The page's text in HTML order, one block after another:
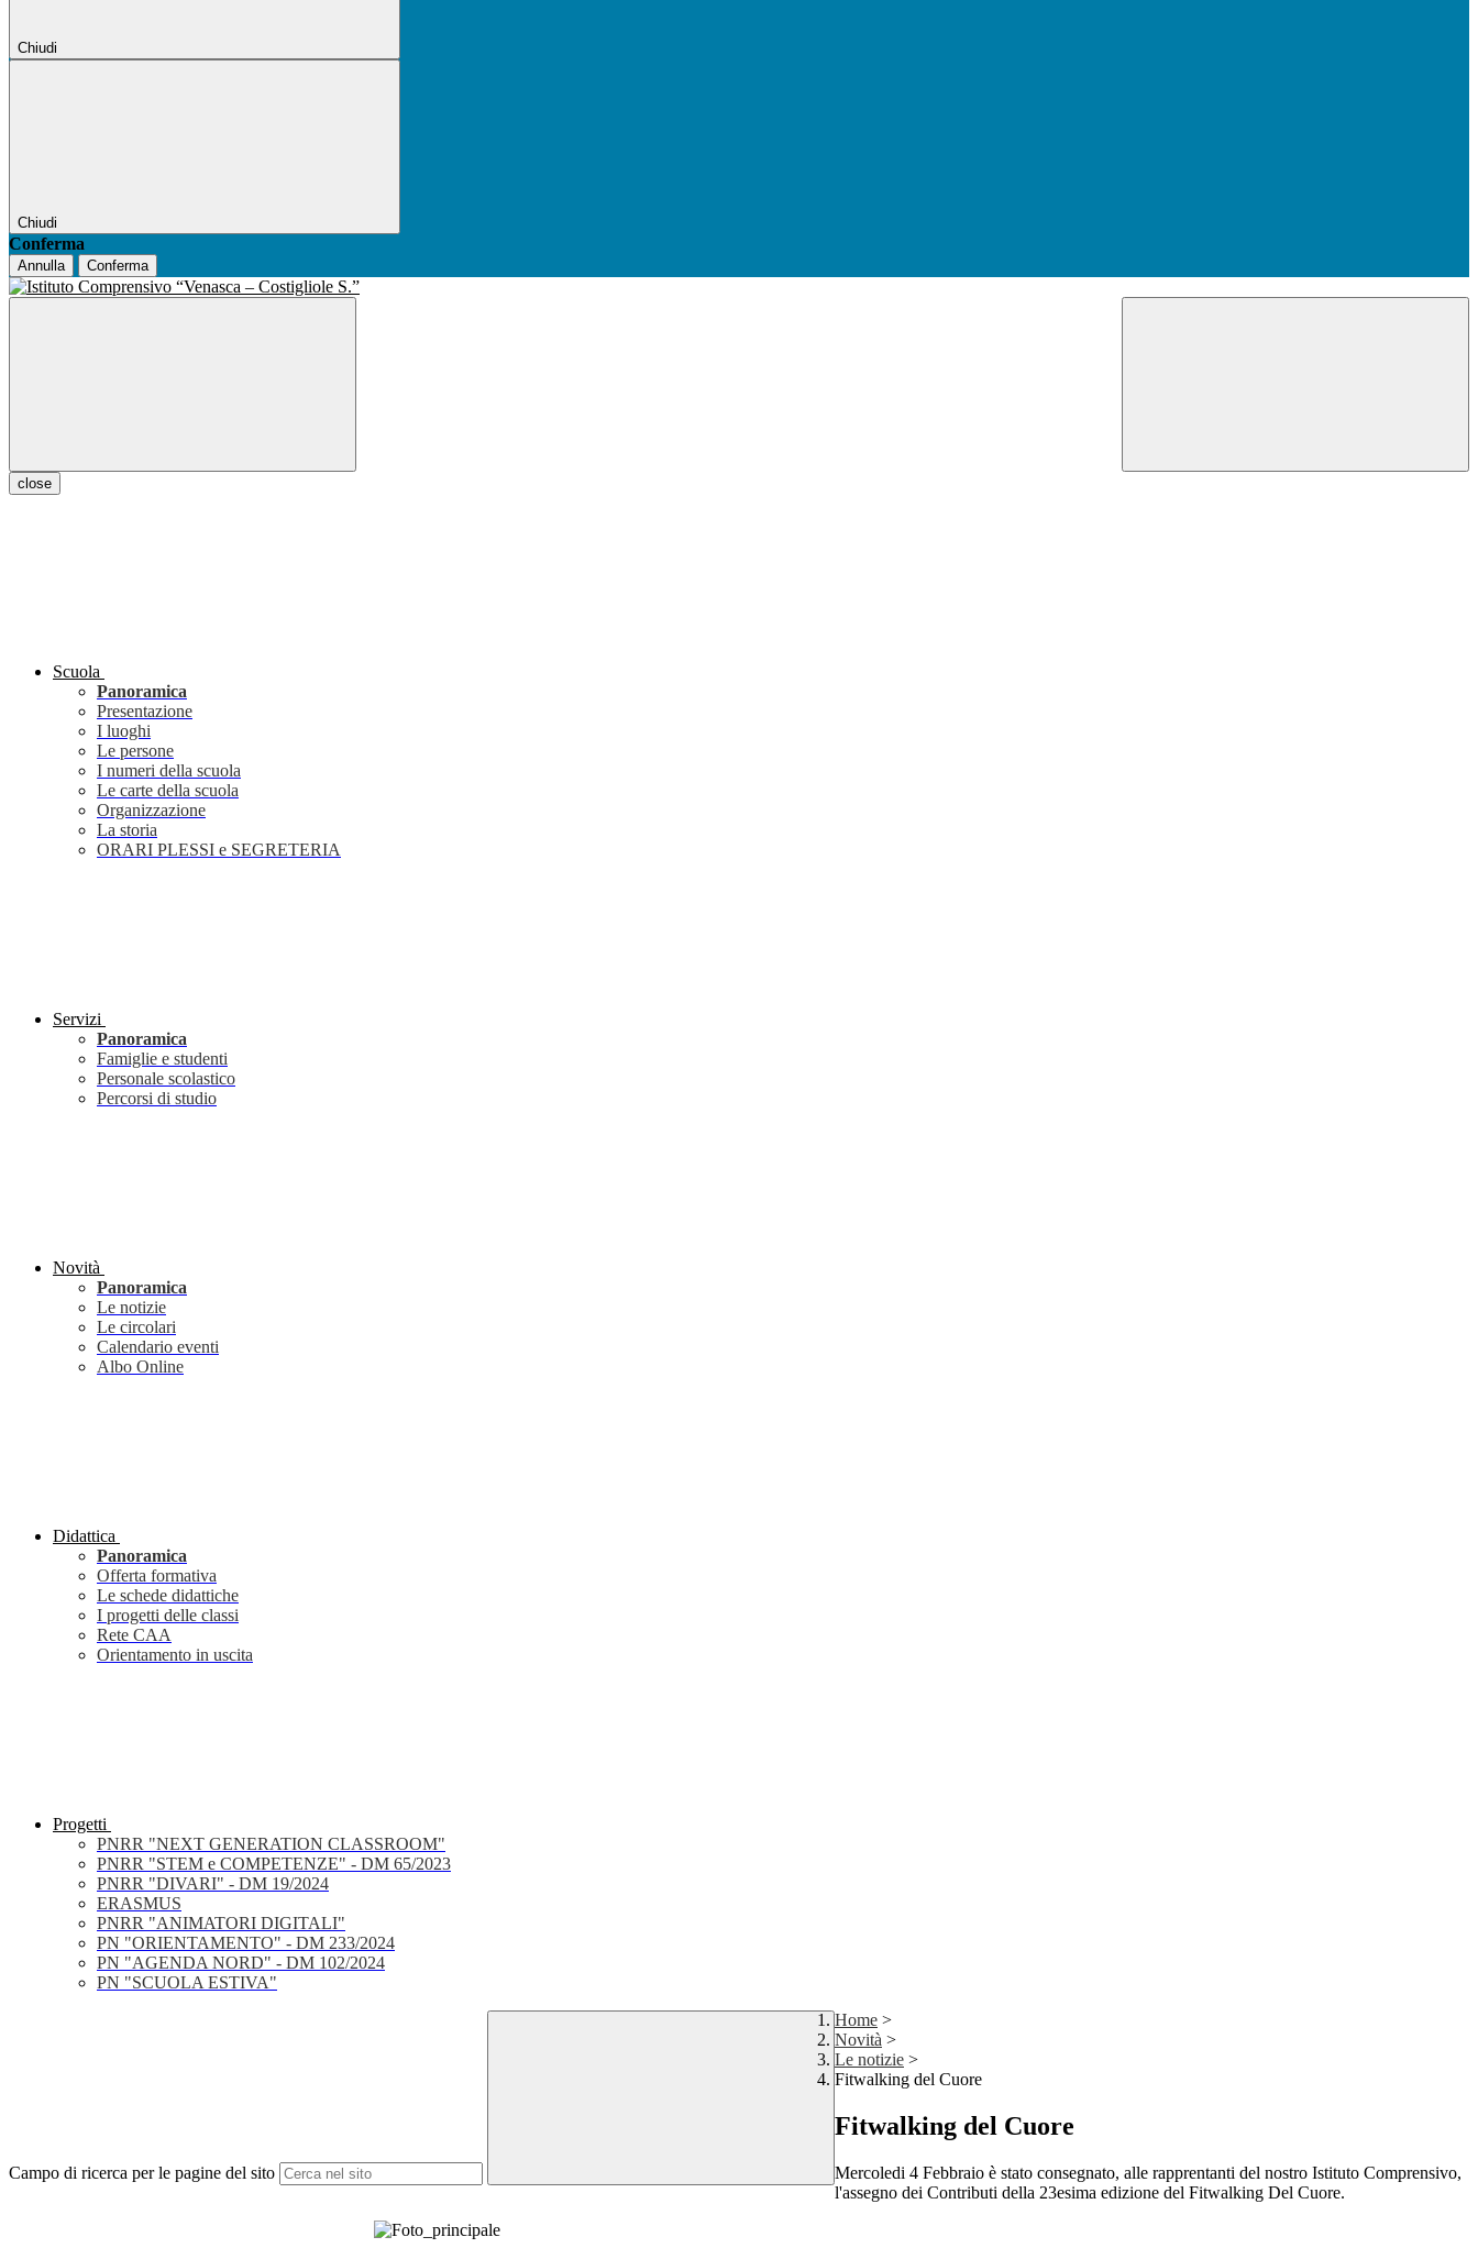
Chiudi
Chiudi
Conferma
Annulla Conferma
close
Scuola
Panoramica
Presentazione
I luoghi
Le persone
I numeri della scuola
Le carte della scuola
Organizzazione
La storia
ORARI PLESSI e SEGRETERIA
Servizi
Panoramica
Famiglie e studenti
Personale scolastico
Percorsi di studio
Novità
Panoramica
Le notizie
Le circolari
Calendario eventi
Albo Online
Didattica
Panoramica
Offerta formativa
Le schede didattiche
I progetti delle classi
Rete CAA
Orientamento in uscita
Progetti
PNRR "NEXT GENERATION CLASSROOM"
PNRR "STEM e COMPETENZE" - DM 65/2023
PNRR "DIVARI" - DM 19/2024
ERASMUS
PNRR "ANIMATORI DIGITALI"
PN "ORIENTAMENTO" - DM 233/2024
PN "AGENDA NORD" - DM 102/2024
PN "SCUOLA ESTIVA"
Campo di ricerca per le pagine del sito
Home >
Novità >
Le notizie >
Fitwalking del Cuore
Fitwalking del Cuore
Mercoledi 4 Febbraio è stato consegnato, alle rapprentanti del nostro Istituto Comprensivo,
l'assegno dei Contributi della 23esima edizione del Fitwalking Del Cuore.